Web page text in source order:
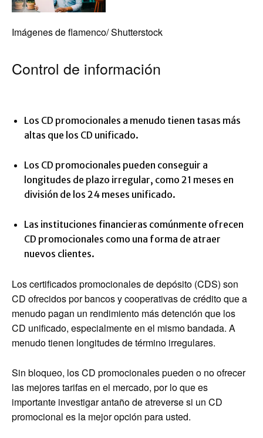
Imágenes de flamenco/ Shutterstock
Control de información
Los CD promocionales a menudo tienen tasas más
altas que los CD unificado.
Los CD promocionales pueden conseguir a
longitudes de plazo irregular, como 21 meses en
división de los 24 meses unificado.
Las instituciones financieras comúnmente ofrecen
CD promocionales como una forma de atraer
nuevos clientes.
Los certificados promocionales de depósito (CDS) son
CD ofrecidos por bancos y cooperativas de crédito que a
menudo pagan un rendimiento más detención que los
CD unificado, especialmente en el mismo bandada. A
menudo tienen longitudes de término irregulares.
Sin bloqueo, los CD promocionales pueden o no ofrecer
las mejores tarifas en el mercado, por lo que es
importante investigar antaño de atreverse si un CD
promocional es la mejor opción para usted.